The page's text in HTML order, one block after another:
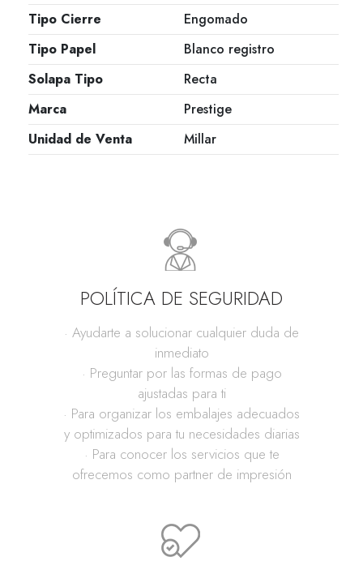
Tipo Cierre
Engomado
Tipo Papel
Blanco registro
Solapa Tipo
Recta
Marca
Prestige
Unidad de Venta
Millar
POLÍTICA DE SEGURIDAD
· Ayudarte a solucionar cualquier duda de
inmediato
· Preguntar por las formas de pago
ajustadas para ti
· Para organizar los embalajes adecuados
y optimizados para tu necesidades diarias
· Para conocer los servicios que te
ofrecemos como partner de impresión